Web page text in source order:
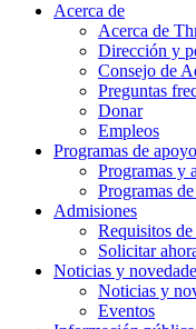
Acerca de
Acerca de
Dirección y
Consejo de
Preguntas
Donar
Empleos
Programas de apoyo
Programas y
Programas
Admisiones
Requisitos
Solicitar
Noticias y
Noticias y
Eventos